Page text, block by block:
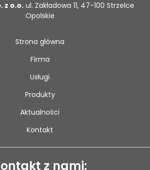
z o.o.ul. Zakładowa 11, 47-100 Strzelce
Opolskie
Strona główna
Firma
Usługi
Produkty
Aktualności
Kontakt
z nami: